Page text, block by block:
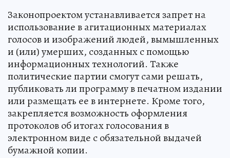
Законопроектом устанавливается запрет на
использование в агитационных материалах
голосов и изображений людей, вымышленных
и (или) умерших, созданных с помощью
информационных технологий. Также
политические партии смогут сами решать,
публиковать ли программу в печатном издании
или размещать ее в интернете. Кроме того,
закрепляется возможность оформления
протоколов об итогах голосования в
электронном виде с обязательной выдачей
бумажной копии.